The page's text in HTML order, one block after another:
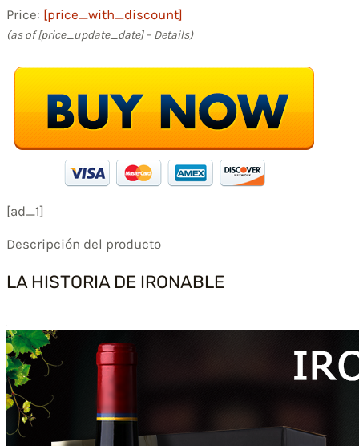
Price: [price_with_discount]
(as of [price_update_date] – Details)
[ad_1]
Descripción del producto
LA HISTORIA DE IRONABLE